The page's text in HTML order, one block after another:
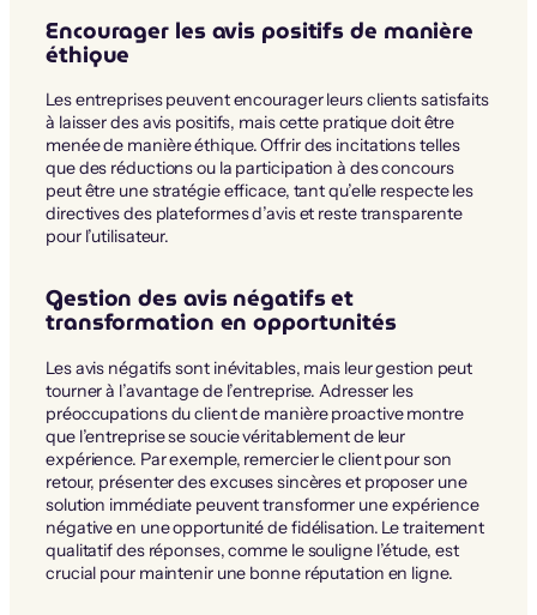
Encourager les avis positifs de manière
éthique
Les entreprises peuvent encourager leurs clients satisfaits
à laisser des avis positifs, mais cette pratique doit être
menée de manière éthique. Offrir des incitations telles
que des réductions ou la participation à des concours
peut être une stratégie efficace, tant qu’elle respecte les
directives des plateformes d’avis et reste transparente
pour l’utilisateur.
Gestion des avis négatifs et
transformation en opportunités
Les avis négatifs sont inévitables, mais leur gestion peut
tourner à l’avantage de l’entreprise. Adresser les
préoccupations du client de manière proactive montre
que l’entreprise se soucie véritablement de leur
expérience. Par exemple, remercier le client pour son
retour, présenter des excuses sincères et proposer une
solution immédiate peuvent transformer une expérience
négative en une opportunité de fidélisation. Le traitement
qualitatif des réponses, comme le souligne l’étude, est
crucial pour maintenir une bonne réputation en ligne.